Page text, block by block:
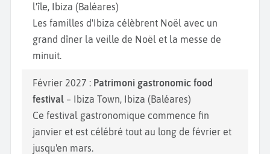
l'île, Ibiza (Baléares)
Les familles d'Ibiza célèbrent Noël avec un
grand dîner la veille de Noël et la messe de
minuit.
Février 2027 : Patrimoni gastronomic food
festival – Ibiza Town, Ibiza (Baléares)
Ce festival gastronomique commence fin
janvier et est célébré tout au long de février et
jusqu'en mars.